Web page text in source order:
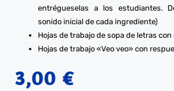
entrégueselas a los estudiantes.
sonido inicial de cada ingrediente)
Hojas de trabajo de sopa de letras
Hojas de trabajo «Veo veo» con
3,00 €